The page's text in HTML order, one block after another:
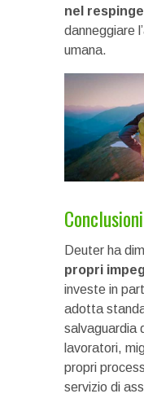
nel
danneggiare
umana.
Conclusioni
Deuter ha
propri
investe in
adotta
salvaguardia
lavoratori,
propri
servizio di